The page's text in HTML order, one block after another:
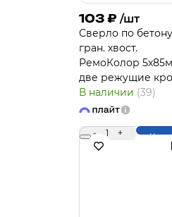
103 ₽ /шт
Сверло по
гран. хвост.
РемоКолор
две режущие
В наличии (39)
- 1 +